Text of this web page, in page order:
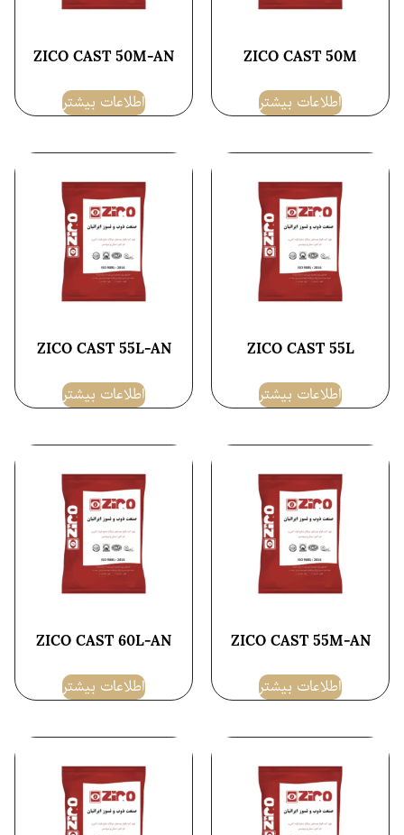
ZICO CAST 50M
اطلاعات بیشتر
ZICO CAST 50M-AN
اطلاعات بیشتر
ZICO CAST 55L
اطلاعات بیشتر
ZICO CAST 55L-AN
اطلاعات بیشتر
ZICO CAST 55M-AN
اطلاعات بیشتر
ZICO CAST 60L-AN
اطلاعات بیشتر